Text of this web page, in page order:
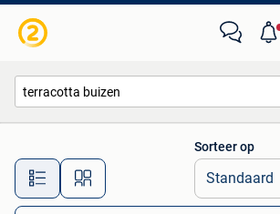
Alle afstanden…
Sorteer op